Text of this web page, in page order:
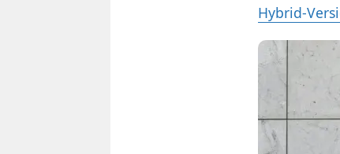
Hybrid-